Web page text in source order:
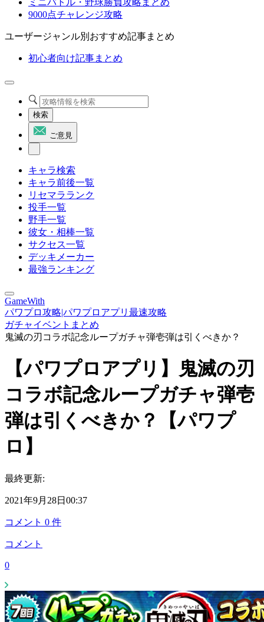
ミニバトル・野球勝負攻略まとめ
9000点チャレンジ攻略
ユーザージャンル別おすすめ記事まとめ
初心者向け記事まとめ
検索
ご意見
キャラ検索
キャラ前後一覧
リセマラランク
投手一覧
野手一覧
彼女・相棒一覧
サクセス一覧
デッキメーカー
最強ランキング
GameWith
パワプロ攻略|パワプロアプリ最速攻略
ガチャイベントまとめ
鬼滅の刃コラボ記念ループガチャ弾壱弾は引くべきか？
【パワプロアプリ】鬼滅の刃
コラボ記念ループガチャ弾壱
弾は引くべきか？【パワプ
ロ】
最終更新:
2021年9月28日00:37
コメント 0 件
コメント
0